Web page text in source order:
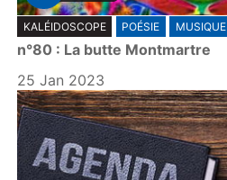
P
l
a
y
KALÉIDOSCOPE POÉSIE MUSIQUE
n°80 : La butte Montmartre
25 Jan 2023